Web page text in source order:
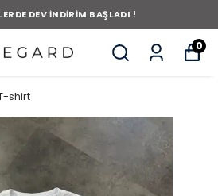
DEV İNDİRİM BAŞLADI !
0
shirt